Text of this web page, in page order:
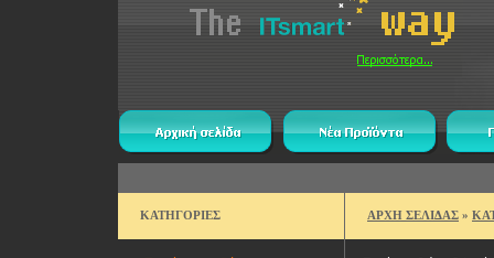
ΚΑΤΗΓΟΡΙΕΣ ΑΡΧΗ ΣΕΛΙΔΑΣ »